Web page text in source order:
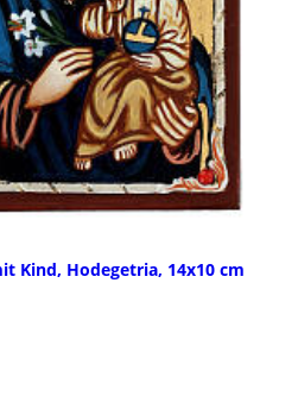
Kind, Hodegetria, 14x10 cm